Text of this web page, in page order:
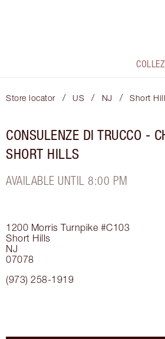
Store locator / US / NJ / Short
CONSULENZE DI TRUCCO -
SHORT HILLS
AVAILABLE UNTIL 8:00 PM
1200 Morris Turnpike #C103
Short Hills
NJ
07078
(973) 258-1919